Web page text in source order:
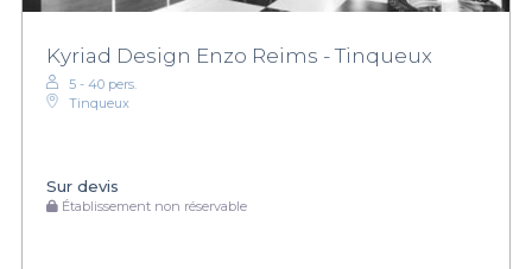
Kyriad Design Enzo Reims - Tinqueux
5 - 40 pers.
Tinqueux
Sur devis
Établissement non réservable